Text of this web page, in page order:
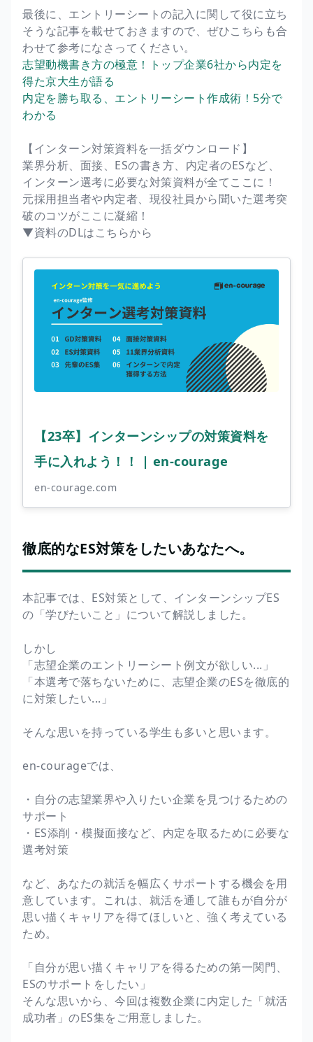
最後に、エントリーシートの記入に関して役に立ち
そうな記事を載せておきますので、ぜひこちらも合
わせて参考になさってください。
志望動機書き方の極意！トップ企業6社から内定を
得た京大生が語る
内定を勝ち取る、エントリーシート作成術！5分で
わかる
【インターン対策資料を一括ダウンロード】
業界分析、面接、ESの書き方、内定者のESなど、
インターン選考に必要な対策資料が全てここに！
元採用担当者や内定者、現役社員から聞いた選考突
破のコツがここに凝縮！
▼資料のDLはこちらから
【23卒】インターンシップの対策資料を
手に入れよう！！ | en-courage
en-courage.com
徹底的なES対策をしたいあなたへ。
本記事では、ES対策として、インターンシップES
の「学びたいこと」について解説しました。
しかし
「志望企業のエントリーシート例文が欲しい...」
「本選考で落ちないために、志望企業のESを徹底的
に対策したい...」
そんな思いを持っている学生も多いと思います。
en-courageでは、
・自分の志望業界や入りたい企業を見つけるための
サポート
・ES添削・模擬面接など、内定を取るために必要な
選考対策
など、あなたの就活を幅広くサポートする機会を用
意しています。これは、就活を通して誰もが自分が
思い描くキャリアを得てほしいと、強く考えている
ため。
「自分が思い描くキャリアを得るための第一関門、
ESのサポートをしたい」
そんな思いから、今回は複数企業に内定した「就活
成功者」のES集をご用意しました。